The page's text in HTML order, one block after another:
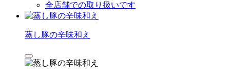
全店舗での取り扱いです
蒸し豚の辛味和え